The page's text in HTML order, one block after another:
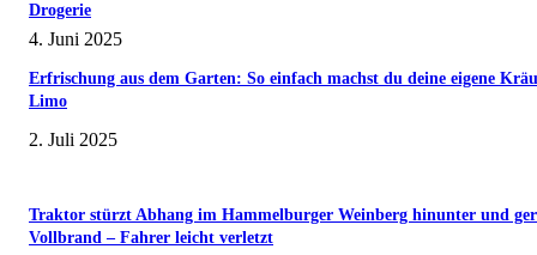
Drogerie
4. Juni 2025
Erfrischung aus dem Garten: So einfach machst du deine eigene
Limo
2. Juli 2025
Traktor stürzt Abhang im Hammelburger Weinberg hinunter und
Vollbrand – Fahrer leicht verletzt